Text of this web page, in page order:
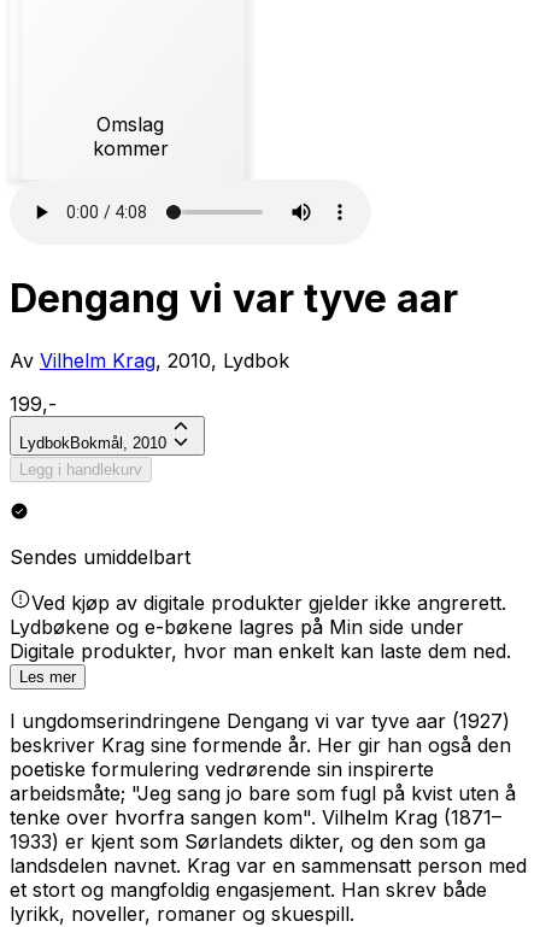
Omslag
kommer
Dengang vi var tyve aar
Av Vilhelm Krag, 2010, Lydbok
199,-
LydbokBokmål, 2010
Legg i handlekurv
Sendes umiddelbart
Ved kjøp av digitale produkter gjelder ikke angrerett.
Lydbøkene og e-bøkene lagres på Min side under
Digitale produkter, hvor man enkelt kan laste dem ned.
Les mer
I ungdomserindringene Dengang vi var tyve aar (1927)
beskriver Krag sine formende år. Her gir han også den
poetiske formulering vedrørende sin inspirerte
arbeidsmåte; "Jeg sang jo bare som fugl på kvist uten å
tenke over hvorfra sangen kom". Vilhelm Krag (1871–
1933) er kjent som Sørlandets dikter, og den som ga
landsdelen navnet. Krag var en sammensatt person med
et stort og mangfoldig engasjement. Han skrev både
lyrikk, noveller, romaner og skuespill.